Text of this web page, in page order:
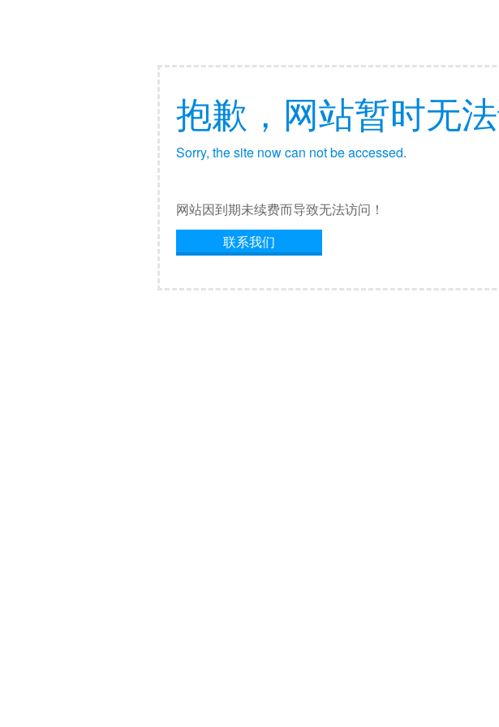
抱歉，网站暂时无
Sorry, the site now can not be accessed.
网站因到期未续费而导致无法访问！
联系我们